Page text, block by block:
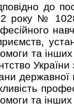
до
року №
та
державної
та